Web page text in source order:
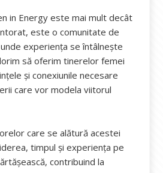
in Energy este mai mult decât
este o comunitate de
experiența se întâlnește
să oferim tinerelor femei
și conexiunile necesare
care vor modela viitorul
care se alătură acestei
timpul și experiența pe
contribuind la